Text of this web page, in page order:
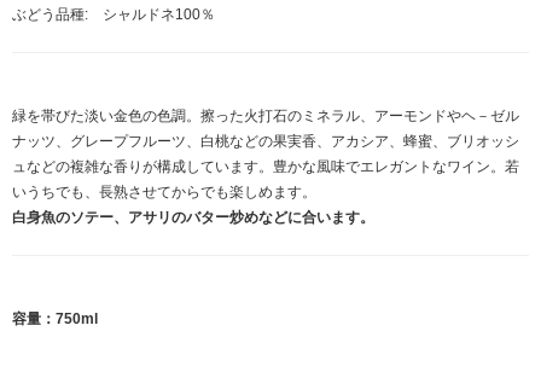
ぶどう品種: シャルドネ100％
緑を帯びた淡い金色の色調。擦った火打石のミネラル、アーモンドやヘ－ゼル
ナッツ、グレープフルーツ、白桃などの果実香、アカシア、蜂蜜、ブリオッシ
ュなどの複雑な香りが構成しています。豊かな風味でエレガントなワイン。若
いうちでも、長熟させてからでも楽しめます。
白身魚のソテー、アサリのバター炒めなどに合います。
容量：750ml